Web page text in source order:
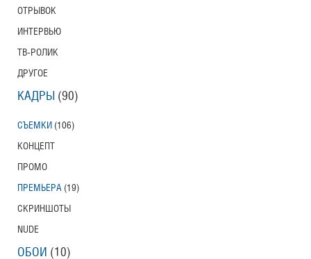
ОТРЫВОК
ИНТЕРВЬЮ
ТВ-РОЛИК
ДРУГОЕ
КАДРЫ (90)
СЪЕМКИ (106)
КОНЦЕПТ
ПРОМО
ПРЕМЬЕРА (19)
СКРИНШОТЫ
NUDE
ОБОИ (10)